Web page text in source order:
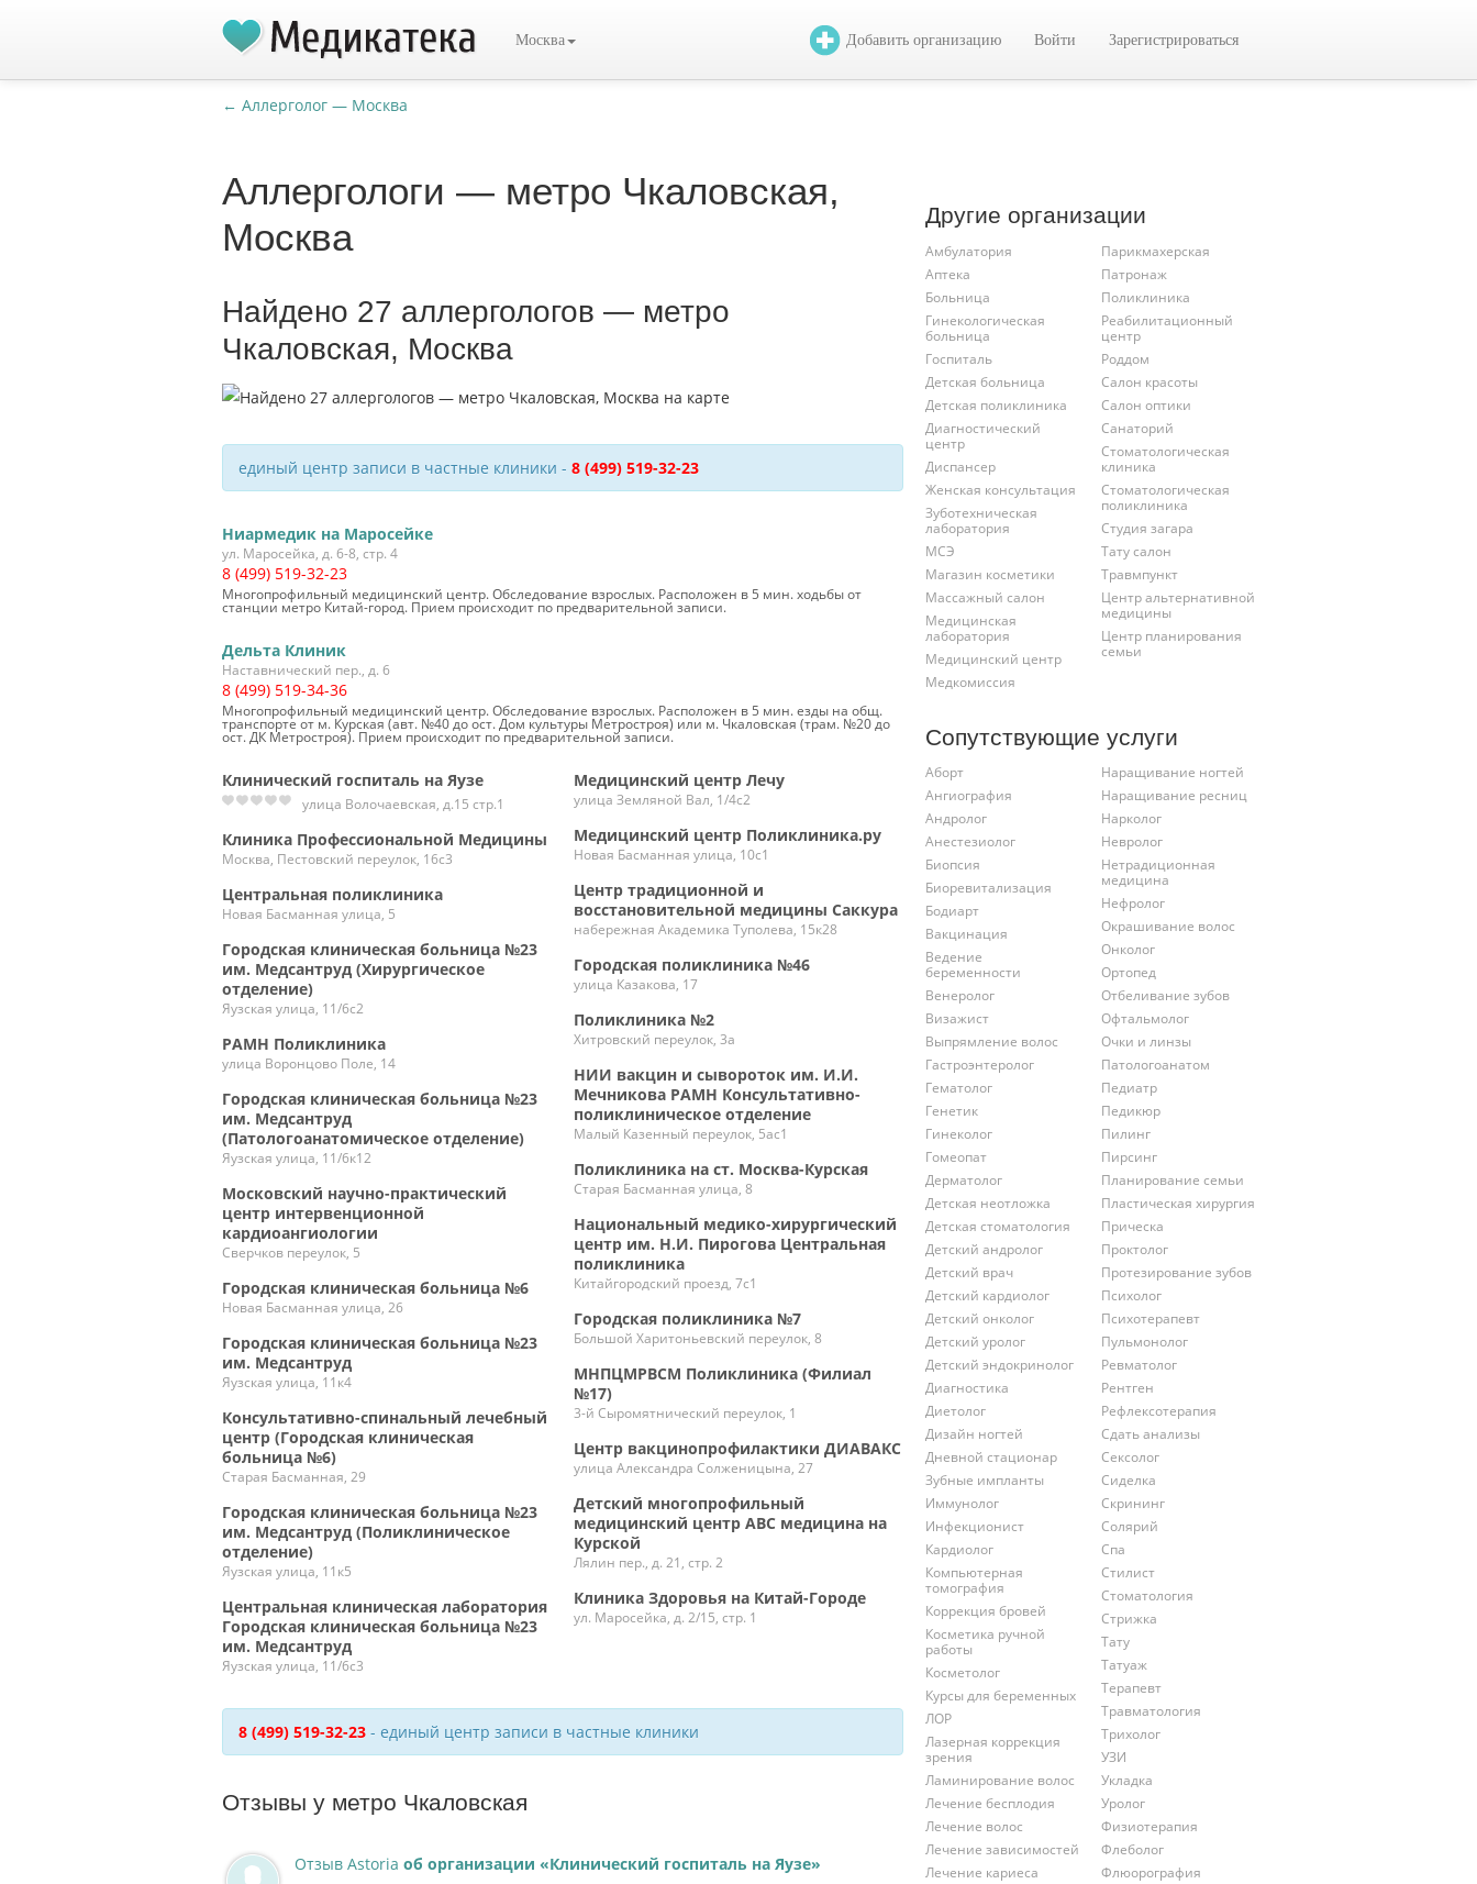
Москва Добавить организацию Войти Зарегистрироваться
← Аллерголог — Москва
Аллергологи — метро Чкаловская,
Москва
Найдено 27 аллергологов — метро
Чкаловская, Москва
единый центр записи в частные клиники - 8 (499) 519-32-23
Ниармедик на Маросейке
ул. Маросейка, д. 6-8, стр. 4
8 (499) 519-32-23
Многопрофильный медицинский центр. Обследование взрослых. Расположен в 5 мин. ходьбы от
станции метро Китай-город. Прием происходит по предварительной записи.
Дельта Клиник
Наставнический пер., д. 6
8 (499) 519-34-36
Многопрофильный медицинский центр. Обследование взрослых. Расположен в 5 мин. езды на общ.
транспорте от м. Курская (авт. №40 до ост. Дом культуры Метростроя) или м. Чкаловская (трам. №20 до
ост. ДК Метростроя). Прием происходит по предварительной записи.
Клинический госпиталь на Яузе
улица Волочаевская, д.15 стр.1
Клиника Профессиональной Медицины
Москва, Пестовский переулок, 16с3
Центральная поликлиника
Новая Басманная улица, 5
Городская клиническая больница №23
им. Медсантруд (Хирургическое
отделение)
Яузская улица, 11/6с2
РАМН Поликлиника
улица Воронцово Поле, 14
Городская клиническая больница №23
им. Медсантруд
(Патологоанатомическое отделение)
Яузская улица, 11/6к12
Московский научно-практический
центр интервенционной
кардиоангиологии
Сверчков переулок, 5
Городская клиническая больница №6
Новая Басманная улица, 26
Городская клиническая больница №23
им. Медсантруд
Яузская улица, 11к4
Консультативно-спинальный лечебный
центр (Городская клиническая
больница №6)
Старая Басманная, 29
Городская клиническая больница №23
им. Медсантруд (Поликлиническое
отделение)
Яузская улица, 11к5
Центральная клиническая лаборатория
Городская клиническая больница №23
им. Медсантруд
Яузская улица, 11/6с3
Медицинский центр Лечу
улица Земляной Вал, 1/4с2
Медицинский центр Поликлиника.ру
Новая Басманная улица, 10с1
Центр традиционной и
восстановительной медицины Саккура
набережная Академика Туполева, 15к28
Городская поликлиника №46
улица Казакова, 17
Поликлиника №2
Хитровский переулок, 3а
НИИ вакцин и сывороток им. И.И.
Мечникова РАМН Консультативно-
поликлиническое отделение
Малый Казенный переулок, 5ас1
Поликлиника на ст. Москва-Курская
Старая Басманная улица, 8
Национальный медико-хирургический
центр им. Н.И. Пирогова Центральная
поликлиника
Китайгородский проезд, 7с1
Городская поликлиника №7
Большой Харитоньевский переулок, 8
МНПЦМРВСМ Поликлиника (Филиал
№17)
3-й Сыромятнический переулок, 1
Центр вакцинопрофилактики ДИАВАКС
улица Александра Солженицына, 27
Детский многопрофильный
медицинский центр ABC медицина на
Курской
Лялин пер., д. 21, стр. 2
Клиника Здоровья на Китай-Городе
ул. Маросейка, д. 2/15, стр. 1
8 (499) 519-32-23 - единый центр записи в частные клиники
Отзывы у метро Чкаловская
Отзыв Astoria об организации «Клинический госпиталь на Яузе»
Другие организации
Амбулатория
Аптека
Больница
Гинекологическая
больница
Госпиталь
Детская больница
Детская поликлиника
Диагностический
центр
Диспансер
Женская консультация
Зуботехническая
лаборатория
МСЭ
Магазин косметики
Массажный салон
Медицинская
лаборатория
Медицинский центр
Медкомиссия
Парикмахерская
Патронаж
Поликлиника
Реабилитационный
центр
Роддом
Салон красоты
Салон оптики
Санаторий
Стоматологическая
клиника
Стоматологическая
поликлиника
Студия загара
Тату салон
Травмпункт
Центр альтернативной
медицины
Центр планирования
семьи
Сопутствующие услуги
Аборт
Ангиография
Андролог
Анестезиолог
Биопсия
Биоревитализация
Бодиарт
Вакцинация
Ведение
беременности
Венеролог
Визажист
Выпрямление волос
Гастроэнтеролог
Гематолог
Генетик
Гинеколог
Гомеопат
Дерматолог
Детская неотложка
Детская стоматология
Детский андролог
Детский врач
Детский кардиолог
Детский онколог
Детский уролог
Детский эндокринолог
Диагностика
Диетолог
Дизайн ногтей
Дневной стационар
Зубные импланты
Иммунолог
Инфекционист
Кардиолог
Компьютерная
томография
Коррекция бровей
Косметика ручной
работы
Косметолог
Курсы для беременных
ЛОР
Лазерная коррекция
зрения
Ламинирование волос
Лечение бесплодия
Лечение волос
Лечение зависимостей
Лечение кариеса
Наращивание ногтей
Наращивание ресниц
Нарколог
Невролог
Нетрадиционная
медицина
Нефролог
Окрашивание волос
Онколог
Ортопед
Отбеливание зубов
Офтальмолог
Очки и линзы
Патологоанатом
Педиатр
Педикюр
Пилинг
Пирсинг
Планирование семьи
Пластическая хирургия
Прическа
Проктолог
Протезирование зубов
Психолог
Психотерапевт
Пульмонолог
Ревматолог
Рентген
Рефлексотерапия
Сдать анализы
Сексолог
Сиделка
Скрининг
Солярий
Спа
Стилист
Стоматология
Стрижка
Тату
Татуаж
Терапевт
Травматология
Трихолог
УЗИ
Укладка
Уролог
Физиотерапия
Флеболог
Флюорография